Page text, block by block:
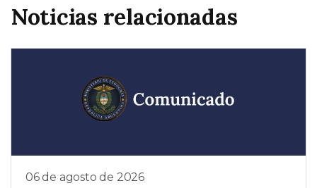
Noticias relacionadas
06 de agosto de 2026